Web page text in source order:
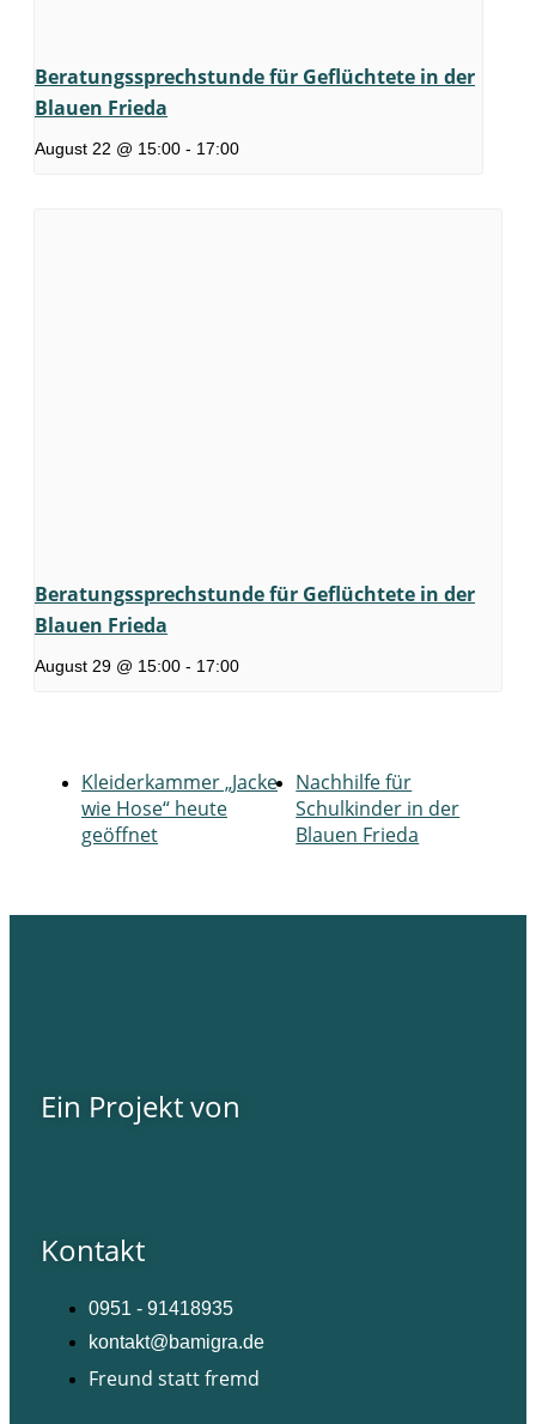
Beratungssprechstunde für Geflüchtete in der
Blauen Frieda
August 22 @ 15:00 - 17:00
Beratungssprechstunde für Geflüchtete in der
Blauen Frieda
August 29 @ 15:00 - 17:00
Kleiderkammer „Jacke
wie Hose“ heute
geöffnet
Nachhilfe für
Schulkinder in der
Blauen Frieda
Ein Projekt von
Kontakt
0951 - 91418935
kontakt@bamigra.de
Freund statt fremd